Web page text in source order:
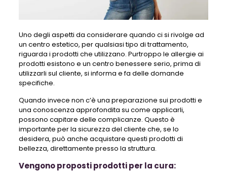
Uno degli aspetti da considerare quando ci si rivolge ad
un centro estetico, per qualsiasi tipo di trattamento,
riguarda i prodotti che utilizzano. Purtroppo le allergie ai
prodotti esistono e un centro benessere serio, prima di
utilizzarli sul cliente, si informa e fa delle domande
specifiche.
Quando invece non c’è una preparazione sui prodotti e
una conoscenza approfondita su come applicarli,
possono capitare delle complicanze. Questo è
importante per la sicurezza del cliente che, se lo
desidera, può anche acquistare questi prodotti di
bellezza, direttamente presso la struttura.
Vengono proposti prodotti per la cura: